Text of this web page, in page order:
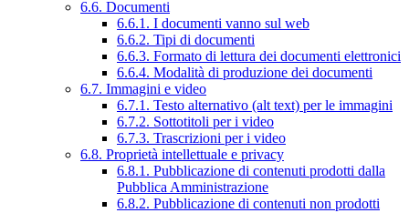
6.6. Documenti
6.6.1. I documenti vanno sul web
6.6.2. Tipi di documenti
6.6.3. Formato di lettura dei documenti elettronici
6.6.4. Modalità di produzione dei documenti
6.7. Immagini e video
6.7.1. Testo alternativo (alt text) per le immagini
6.7.2. Sottotitoli per i video
6.7.3. Trascrizioni per i video
6.8. Proprietà intellettuale e privacy
6.8.1. Pubblicazione di contenuti prodotti dalla
Pubblica Amministrazione
6.8.2. Pubblicazione di contenuti non prodotti